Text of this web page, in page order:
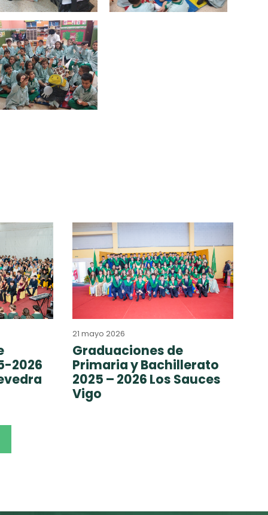
2026
21 mayo 2026
Graduaciones de
Primaria y Bachillerato
2025 – 2026 Los Sauces
Vigo